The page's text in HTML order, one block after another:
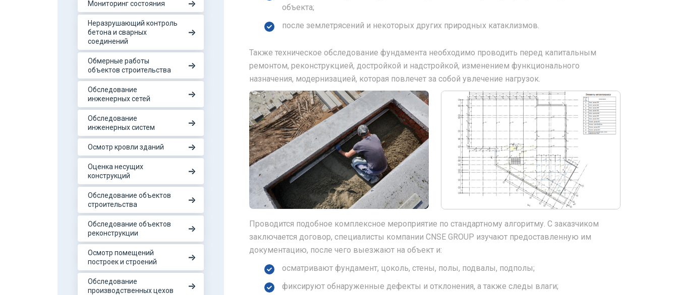
Мониторинг состояния
Неразрушающий контроль
бетона и сварных
соединений
Обмерные работы
объектов строительства
Обследование
инженерных сетей
Обследование
инженерных систем
Осмотр кровли зданий
Оценка несущих
конструкций
Обследование объектов
строительства
Обследование объектов
реконструкции
Осмотр помещений
построек и строений
Обследование
производственных цехов
объекта;
после землетрясений и некоторых других природных катаклизмов.
Также техническое обследование фундамента необходимо проводить перед капитальным
ремонтом, реконструкцией, достройкой и надстройкой, изменением функционального
назначения, модернизацией, которая повлечет за собой увлечение нагрузок.
Проводится подобное комплексное мероприятие по стандартному алгоритму. С заказчиком
заключается договор, специалисты компании CNSE GROUP изучают предоставленную им
документацию, после чего выезжают на объект и:
осматривают фундамент, цоколь, стены, полы, подвалы, подполы;
фиксируют обнаруженные дефекты и отклонения, а также следы влаги;